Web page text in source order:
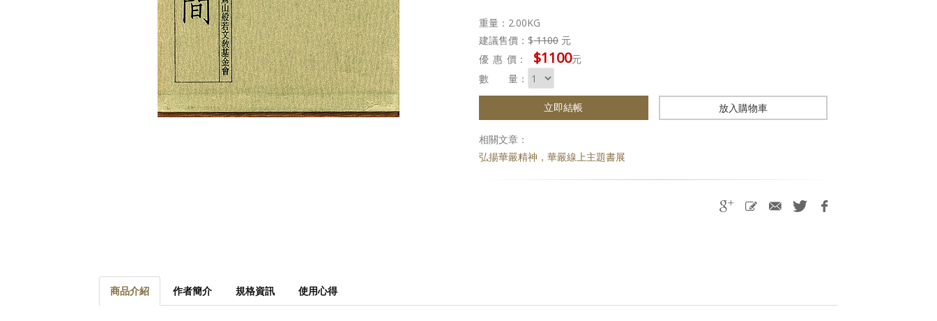
重量：2.00KG
建議售價：$1100 元
優惠 價： $1100元
數 量：
立即結帳 放入購物車
相關文章：
弘揚華嚴精神，華嚴線上主題書展
商品介紹 作者簡介 規格資訊 使用心得